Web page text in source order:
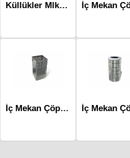
Küllükler Mlk-221 İç Mekan Çöp Kovaları-
İç Mekan Çöp Kovaları Mlk-225 İç Mekan Çöp Kovaları-Mlk-